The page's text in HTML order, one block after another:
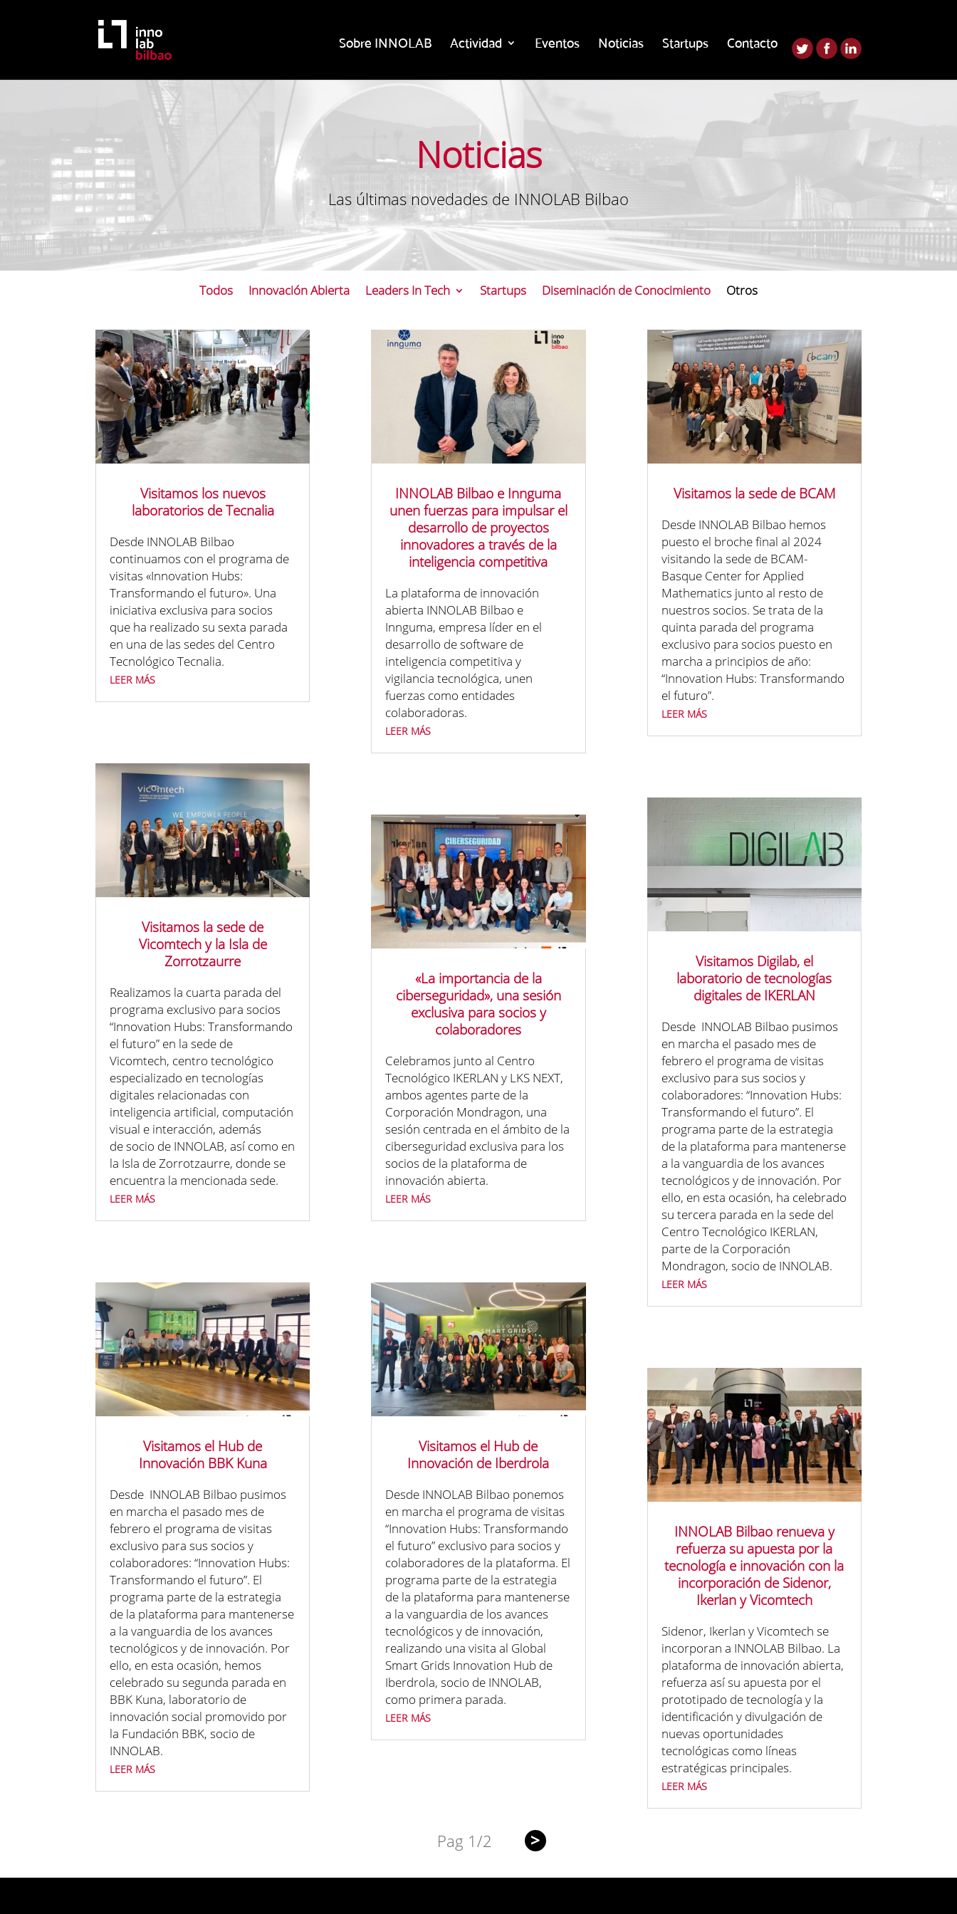
Sobre INNOLAB Actividad Eventos Noticias Startups Contacto
Noticias
Las últimas novedades de INNOLAB Bilbao
Todos Innovación Abierta Leaders In Tech Startups Diseminación de Conocimiento Otros
Visitamos los nuevos
laboratorios de Tecnalia
Desde INNOLAB Bilbao
continuamos con el programa de
visitas «Innovation Hubs:
Transformando el futuro». Una
iniciativa exclusiva para socios
que ha realizado su sexta parada
en una de las sedes del Centro
Tecnológico Tecnalia.
leer más
Visitamos la sede de
Vicomtech y la Isla de
Zorrotzaurre
Realizamos la cuarta parada del
programa exclusivo para socios
“Innovation Hubs: Transformando
el futuro” en la sede de
Vicomtech, centro tecnológico
especializado en tecnologías
digitales relacionadas con
inteligencia artificial, computación
visual e interacción, además
de socio de INNOLAB, así como en
la Isla de Zorrotzaurre, donde se
encuentra la mencionada sede.
leer más
Visitamos el Hub de
Innovación BBK Kuna
Desde INNOLAB Bilbao pusimos
en marcha el pasado mes de
febrero el programa de visitas
exclusivo para sus socios y
colaboradores: “Innovation Hubs:
Transformando el futuro”. El
programa parte de la estrategia
de la plataforma para mantenerse
a la vanguardia de los avances
tecnológicos y de innovación. Por
ello, en esta ocasión, hemos
celebrado su segunda parada en
BBK Kuna, laboratorio de
innovación social promovido por
la Fundación BBK, socio de
INNOLAB.
leer más
INNOLAB Bilbao e Innguma
unen fuerzas para impulsar el
desarrollo de proyectos
innovadores a través de la
inteligencia competitiva
La plataforma de innovación
abierta INNOLAB Bilbao e
Innguma, empresa líder en el
desarrollo de software de
inteligencia competitiva y
vigilancia tecnológica, unen
fuerzas como entidades
colaboradoras.
leer más
«La importancia de la
ciberseguridad», una sesión
exclusiva para socios y
colaboradores
Celebramos junto al Centro
Tecnológico IKERLAN y LKS NEXT,
ambos agentes parte de la
Corporación Mondragon, una
sesión centrada en el ámbito de la
ciberseguridad exclusiva para los
socios de la plataforma de
innovación abierta.
leer más
Visitamos el Hub de
Innovación de Iberdrola
Desde INNOLAB Bilbao ponemos
en marcha el programa de visitas
“Innovation Hubs: Transformando
el futuro” exclusivo para socios y
colaboradores de la plataforma. El
programa parte de la estrategia
de la plataforma para mantenerse
a la vanguardia de los avances
tecnológicos y de innovación,
realizando una visita al Global
Smart Grids Innovation Hub de
Iberdrola, socio de INNOLAB,
como primera parada.
leer más
Visitamos la sede de BCAM
Desde INNOLAB Bilbao hemos
puesto el broche final al 2024
visitando la sede de BCAM-
Basque Center for Applied
Mathematics junto al resto de
nuestros socios. Se trata de la
quinta parada del programa
exclusivo para socios puesto en
marcha a principios de año:
“Innovation Hubs: Transformando
el futuro”.
leer más
Visitamos Digilab, el
laboratorio de tecnologías
digitales de IKERLAN
Desde INNOLAB Bilbao pusimos
en marcha el pasado mes de
febrero el programa de visitas
exclusivo para sus socios y
colaboradores: “Innovation Hubs:
Transformando el futuro”. El
programa parte de la estrategia
de la plataforma para mantenerse
a la vanguardia de los avances
tecnológicos y de innovación. Por
ello, en esta ocasión, ha celebrado
su tercera parada en la sede del
Centro Tecnológico IKERLAN,
parte de la Corporación
Mondragon, socio de INNOLAB.
leer más
INNOLAB Bilbao renueva y
refuerza su apuesta por la
tecnología e innovación con la
incorporación de Sidenor,
Ikerlan y Vicomtech
Sidenor, Ikerlan y Vicomtech se
incorporan a INNOLAB Bilbao. La
plataforma de innovación abierta,
refuerza así su apuesta por el
prototipado de tecnología y la
identificación y divulgación de
nuevas oportunidades
tecnológicas como líneas
estratégicas principales.
leer más
Pag 1/2 >